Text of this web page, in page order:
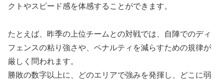
クトやスピード感を体感することができます。
たとえば、昨季の上位チームとの対戦では、自陣でのディ
フェンスの粘り強さや、ペナルティを減らすための規律が
厳しく問われます。
勝敗の数字以上に、どのエリアで強みを発揮し、どこに弱